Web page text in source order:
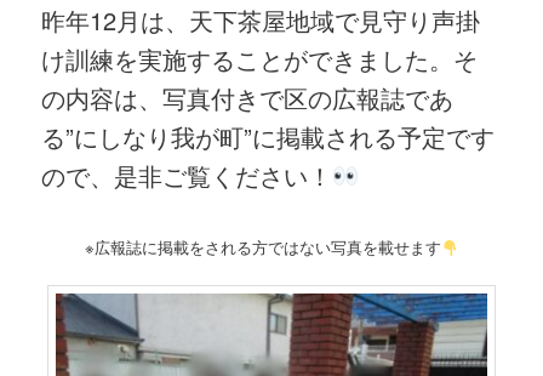
動
昨年12月は、天下茶屋地域で見守り声掛
け訓練を実施することができました。そ
の内容は、写真付きで区の広報誌であ
る”にしなり我が町”に掲載される予定です
ので、是非ご覧ください！
※広報誌に掲載をされる方ではない写真を載せます